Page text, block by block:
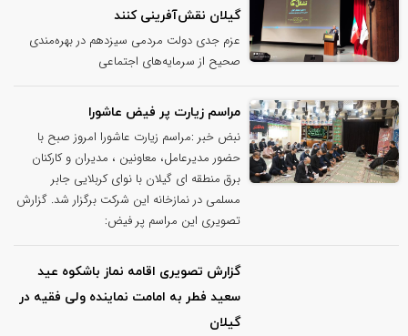
گیلان نقش‌آفرینی کنند
عزم جدی دولت مردمی سیزدهم در بهره‌مندی
صحیح از سرمایه‌های اجتماعی
مراسم زیارت پر فیض عاشورا
نبض خبر :مراسم زیارت عاشورا امروز صبح با
حضور مدیرعامل، معاونین ، مدیران و کارکنان
برق منطقه ای گیلان با نوای کربلایی جابر
مسلمی در نمازخانه این شرکت برگزار شد. گزارش
تصویری این مراسم پر فیض:
گزارش تصویری اقامه نماز باشکوه عید
سعید فطر به امامت نماینده ولی فقیه در
گیلان